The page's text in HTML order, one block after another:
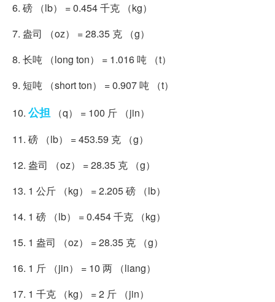
6. 磅 （lb） = 0.454 千克 （kg）
7. 盎司 （oz） = 28.35 克 （g）
8. 长吨 （long ton） = 1.016 吨 （t）
9. 短吨 （short ton） = 0.907 吨 （t）
10. 公担（q） = 100 斤 （jin）
11. 磅 （lb） = 453.59 克 （g）
12. 盎司 （oz） = 28.35 克 （g）
13. 1 公斤 （kg） = 2.205 磅 （lb）
14. 1 磅 （lb） = 0.454 千克 （kg）
15. 1 盎司 （oz） = 28.35 克 （g）
16. 1 斤 （jin） = 10 两 （liang）
17. 1 千克 （kg） = 2 斤 （jin）